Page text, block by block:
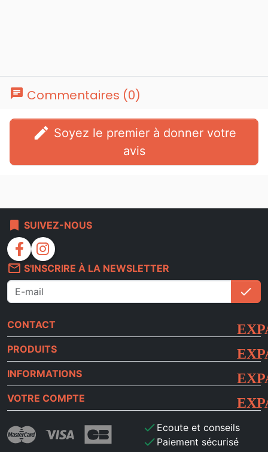
chat Commentaires (0)
edit
avis
bookmark SUIVEZ-NOUS
facebook
instagram
mail_outline S'INSCRIRE À LA NEWSLETTER
check
CONTACT
PRODUITS
INFORMATIONS
VOTRE COMPTE
check Ecoute et conseils
check Paiement sécurisé